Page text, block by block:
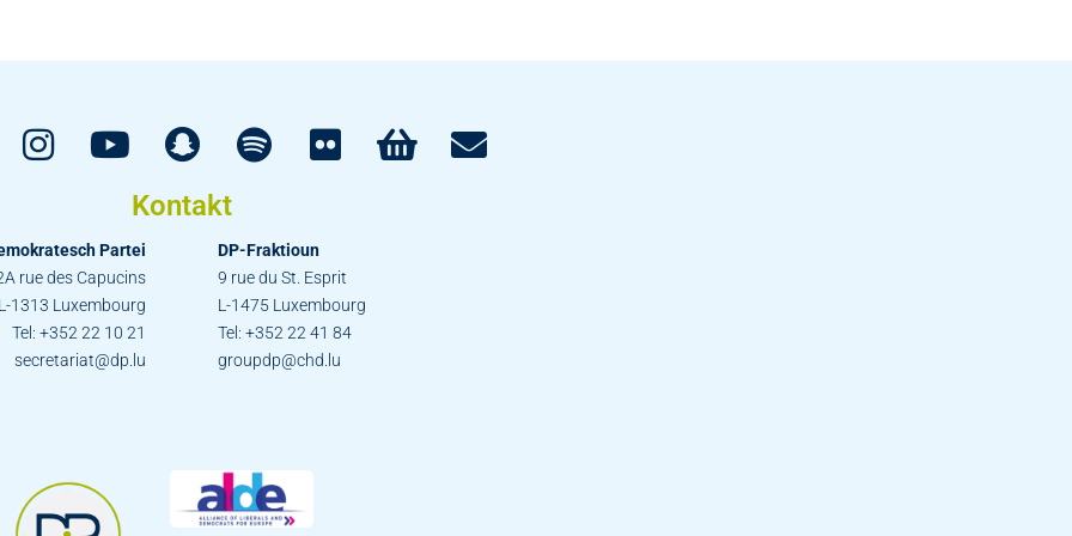
Kontakt
Partei
rue des Capucins
1313 Luxembourg
Tel: +352 22 10 21
secretariat@dp.lu
DP-Fraktioun
9 rue du St. Esprit
L-1475 Luxembourg
Tel: +352 22 41 84
groupdp@chd.lu